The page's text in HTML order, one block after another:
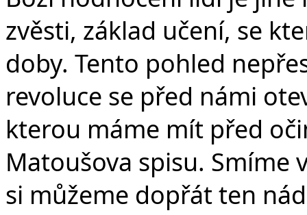
zvěsti, základ učení, se
doby. Tento pohled
revoluce se před námi
kterou máme mít před
Matoušova spisu. Smíme
si můžeme dopřát ten